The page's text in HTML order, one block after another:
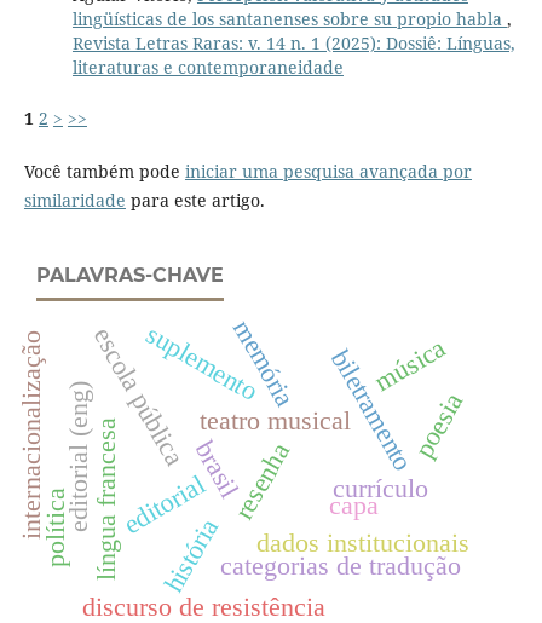
lingüísticas de los santanenses sobre su propio habla ,
Revista Letras Raras: v. 14 n. 1 (2025): Dossiê: Línguas,
literaturas e contemporaneidade
1 2 > >>
Você também pode iniciar uma pesquisa avançada por
similaridade para este artigo.
PALAVRAS-CHAVE
teatro musical
brasil
história
resenha
editorial
língua francesa
escola pública
currículo
memória
dados institucionais
biletramento
capa
suplemento
categorias de tradução
poesia
música
editorial (eng)
discurso de resistência
política
internacionalização